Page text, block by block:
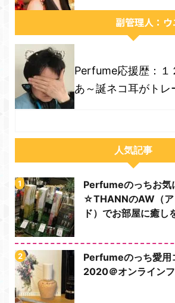
副管理人：
Perfume応援歴：１
あ～誕ネコ耳がトレ
人気記事
Perfumeのっちお気
☆THANNのAW（ア
ド）でお部屋に癒し
Perfumeのっち愛用
2020＠オンライン